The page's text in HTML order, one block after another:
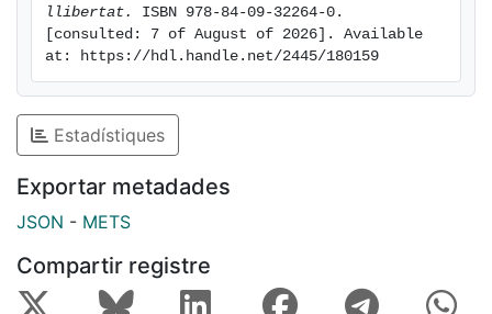
llibertat.
ISBN 978-84-09-32264-0.
[consulted: 7 of August of 2026]. Available
at: https://hdl.handle.net/2445/180159
Estadístiques
Exportar metadades
JSON - METS
Compartir registre